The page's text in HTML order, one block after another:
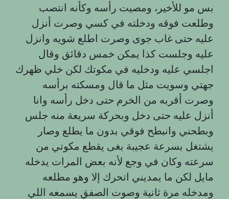
بس مو للأخير، ومصيت رأسه وكأنه انتصب
وطلعت فوقه ودخلته في كسي وصرت أنزل
عليه حتى غاب جوى وصرت اطلع شويه وانزل
عليه وجلست كذا يمكن خمس دقائق وقال
اجلسي عليه ودخليه في مكوتك لكن خلي ظهرك
جهتي وسويت مثل ما قال ومسكته برأسه
وصرت أقربه من الخرم حتى دخل رأسه وانا
أنزل عليه حتى دخل وبحركة سريعة منه جلس
وبطحني وانبطح فوقي بدون ما يطلع وصار
يشتغل بسرعة عجيبة بغى يقطع مكوتي من
سرعته وكان في وجع لأنه بعض المرات يدخله
مايل لكن ما يمديني اتحرك إلا وهو مطلعه
ومدخله مرة ثانية وصوت الصفق يسمعه اللي